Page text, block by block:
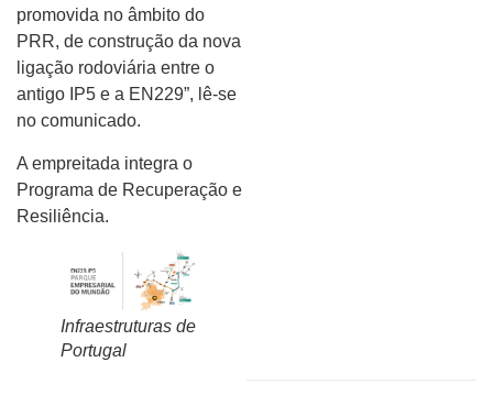
promovida no âmbito do
PRR, de construção da nova
ligação rodoviária entre o
antigo IP5 e a EN229”, lê-se
no comunicado.
A empreitada integra o
Programa de Recuperação e
Resiliência.
Infraestruturas de
Portugal